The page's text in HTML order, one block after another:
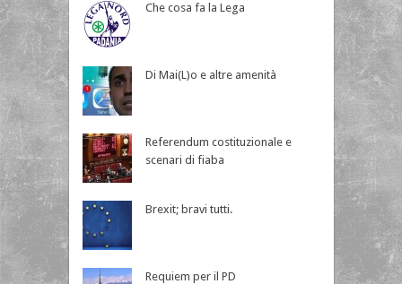
Che cosa fa la Lega
Di Mai(L)o e altre amenità
Referendum costituzionale e
scenari di fiaba
Brexit; bravi tutti.
Requiem per il PD